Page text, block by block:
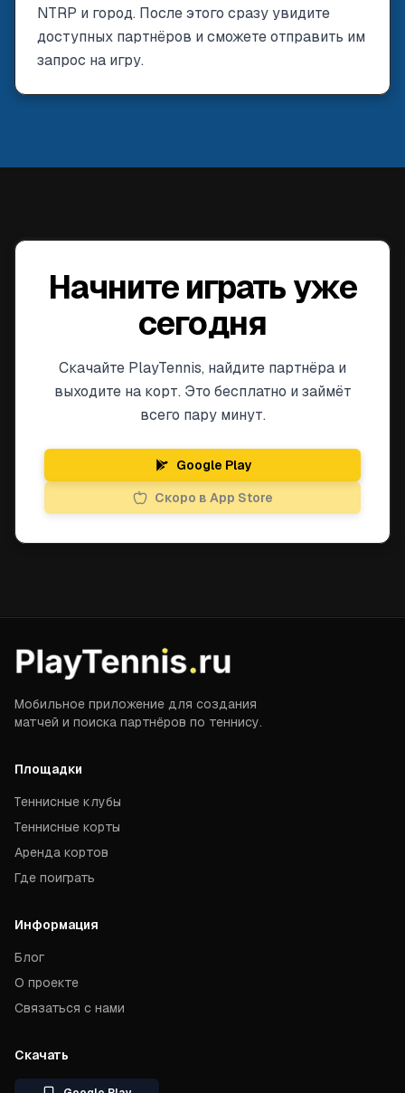
NTRP и город. После этого сразу увидите
доступных партнёров и сможете отправить им
запрос на игру.
Начните играть уже
сегодня
Скачайте PlayTennis, найдите партнёра и
выходите на корт. Это бесплатно и займёт
всего пару минут.
Google Play
Скоро в App Store
Мобильное приложение для создания
матчей и поиска партнёров по теннису.
Площадки
Теннисные клубы
Теннисные корты
Аренда кортов
Где поиграть
Информация
Блог
О проекте
Связаться с нами
Скачать